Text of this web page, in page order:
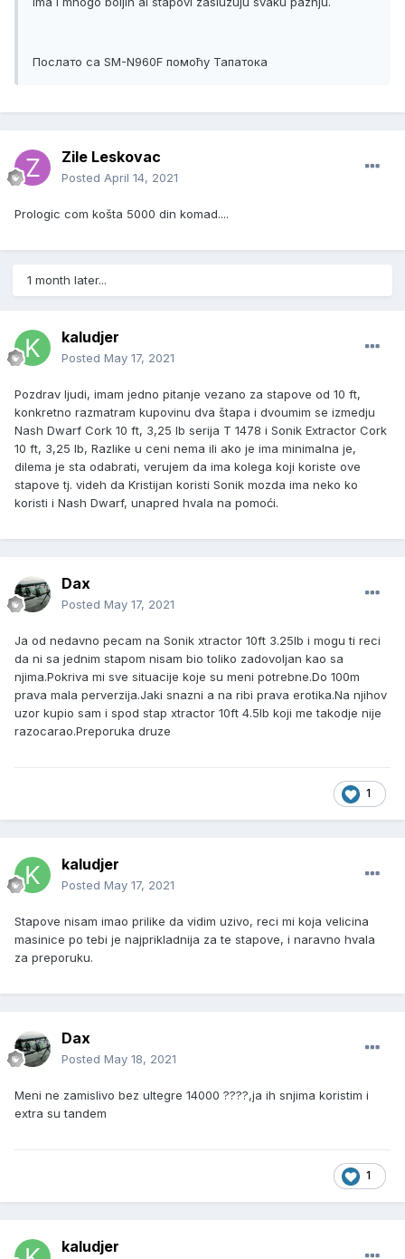
Послато са SM-N960F помоћу Тапатока
Zile Leskovac
Posted April 14, 2021
Prologic com košta 5000 din komad....
1 month later...
kaludjer
Posted May 17, 2021
Pozdrav ljudi, imam jedno pitanje vezano za stapove od 10 ft,
konkretno razmatram kupovinu dva štapa i dvoumim se izmedju
Nash Dwarf Cork 10 ft, 3,25 lb serija T 1478 i Sonik Extractor Cork
10 ft, 3,25 lb, Razlike u ceni nema ili ako je ima minimalna je,
dilema je sta odabrati, verujem da ima kolega koji koriste ove
stapove tj. videh da Kristijan koristi Sonik mozda ima neko ko
koristi i Nash Dwarf, unapred hvala na pomoći.
Dax
Posted May 17, 2021
Ja od nedavno pecam na Sonik xtractor 10ft 3.25lb i mogu ti reci
da ni sa jednim stapom nisam bio toliko zadovoljan kao sa
njima.Pokriva mi sve situacije koje su meni potrebne.Do 100m
prava mala perverzija.Jaki snazni a na ribi prava erotika.Na njihov
uzor kupio sam i spod stap xtractor 10ft 4.5lb koji me takodje nije
razocarao.Preporuka druze
1
kaludjer
Posted May 17, 2021
Stapove nisam imao prilike da vidim uzivo, reci mi koja velicina
masinice po tebi je najprikladnija za te stapove, i naravno hvala
za preporuku.
Dax
Posted May 18, 2021
Meni ne zamislivo bez ultegre 14000 ????,ja ih snjima koristim i
extra su tandem
1
kaludjer